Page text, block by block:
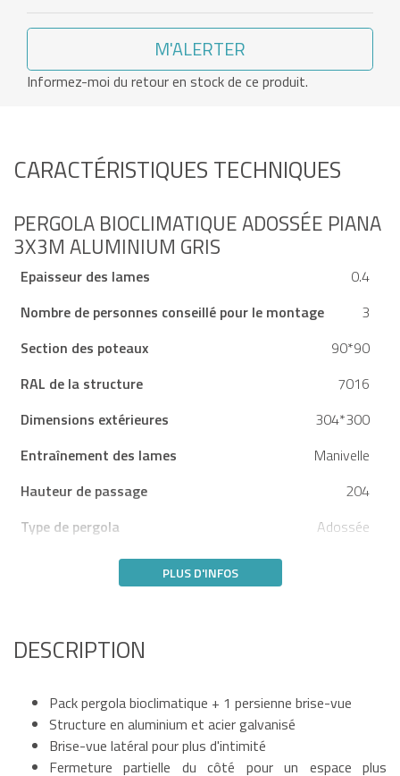
M'ALERTER
Informez-moi du retour en stock de ce produit.
CARACTÉRISTIQUES TECHNIQUES
PERGOLA BIOCLIMATIQUE ADOSSÉE PIANA
3X3M ALUMINIUM GRIS
Epaisseur des lames
0.4
Nombre de personnes conseillé pour le montage
3
Section des poteaux
90*90
RAL de la structure
7016
Dimensions extérieures
304*300
Entraînement des lames
Manivelle
Hauteur de passage
204
Type de pergola
Adossée
PLUS D'INFOS
DESCRIPTION
Pack pergola bioclimatique + 1 persienne brise-vue
Structure en aluminium et acier galvanisé
Brise-vue latéral pour plus d'intimité
Fermeture partielle du côté pour un espace plus